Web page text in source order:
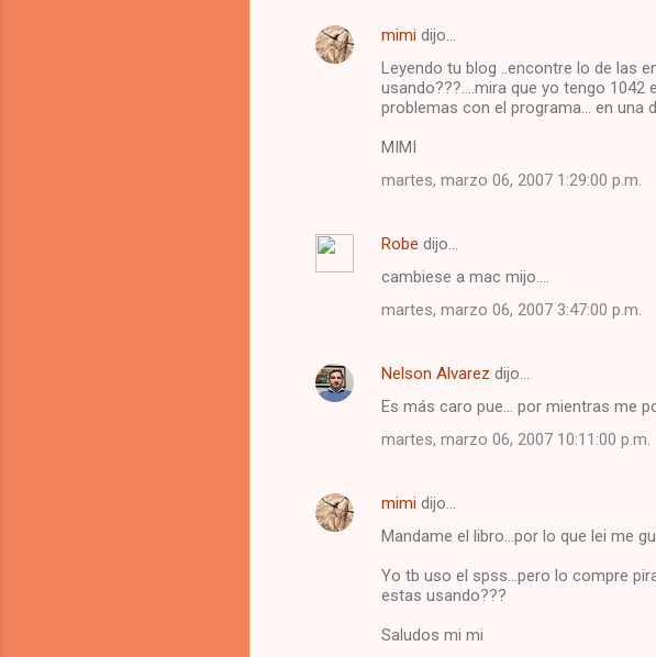
mimi dijo…
Leyendo tu blog ..encontre lo de las
usando???....mira que yo tengo 1042
problemas con el programa... en una
MIMI
martes, marzo 06, 2007 1:29:00 p.m.
Robe dijo…
cambiese a mac mijo....
martes, marzo 06, 2007 3:47:00 p.m.
Nelson Alvarez dijo…
Es más caro pue... por mientras me
martes, marzo 06, 2007 10:11:00 p.m.
mimi dijo…
Mandame el libro...por lo que lei me
Yo tb uso el spss...pero lo compre
estas usando???
Saludos mi mi